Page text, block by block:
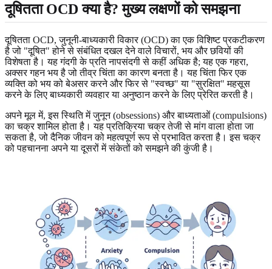
दूषितता OCD क्या है? मुख्य लक्षणों को समझना
दूषितता OCD, जुनूनी-बाध्यकारी विकार (OCD) का एक विशिष्ट प्रकटीकरण
है जो "दूषित" होने से संबंधित दखल देने वाले विचारों, भय और छवियों की
विशेषता है। यह गंदगी के प्रति नापसंदगी से कहीं अधिक है; यह एक गहरा,
अक्सर गहन भय है जो तीव्र चिंता का कारण बनता है। यह चिंता फिर एक
व्यक्ति को भय को बेअसर करने और फिर से "स्वच्छ" या "सुरक्षित" महसूस
करने के लिए बाध्यकारी व्यवहार या अनुष्ठान करने के लिए प्रेरित करती है।
अपने मूल में, इस स्थिति में जुनून (obsessions) और बाध्यताओं (compulsions)
का चक्र शामिल होता है। यह प्रतिक्रिया चक्र तेजी से मांग वाला होता जा
सकता है, जो दैनिक जीवन को महत्वपूर्ण रूप से प्रभावित करता है। इस चक्र
को पहचानना अपने या दूसरों में संकेतों को समझने की कुंजी है।